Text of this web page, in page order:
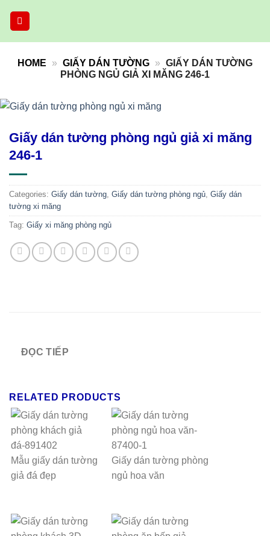
HOME » GIẤY DÁN TƯỜNG » GIẤY DÁN TƯỜNG
PHÒNG NGỦ GIẢ XI MĂNG 246-1
Giấy dán tường phòng ngủ giả xi măng
246-1
Categories: Giấy dán tường, Giấy dán tường phòng ngủ, Giấy dán
tường xi măng
Tag: Giấy xi măng phòng ngủ
ĐỌC TIẾP
RELATED PRODUCTS
Mẫu giấy dán tường
giả đá đẹp
Giấy dán tường phòng
ngủ hoa văn